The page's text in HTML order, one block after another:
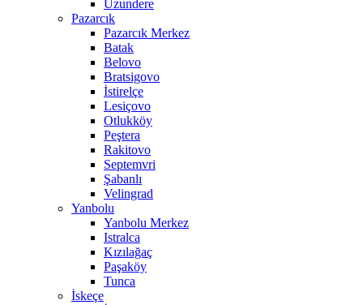
Uzundere
Pazarcık
Pazarcık Merkez
Batak
Belovo
Bratsigovo
İstirelçe
Lesiçovo
Otlukköy
Peştera
Rakitovo
Septemvri
Şabanlı
Velingrad
Yanbolu
Yanbolu Merkez
Istralca
Kızılağaç
Paşaköy
Tunca
İskeçe